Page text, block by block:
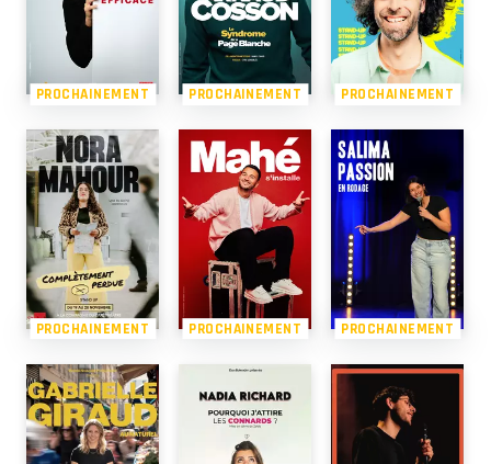
PROCHAINEMENT PROCHAINEMENT PROCHAINEMENT
PROCHAINEMENT PROCHAINEMENT PROCHAINEMENT